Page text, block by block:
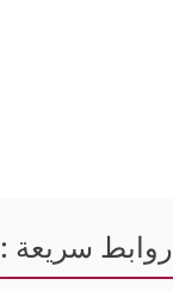
روابط سريعة :